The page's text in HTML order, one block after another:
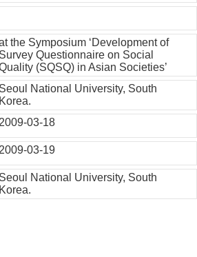
the Symposium ‘Development of
Survey Questionnaire on Social
(SQSQ) in Asian Societies’
Seoul National University, South
Korea.
2009-03-18
2009-03-19
Seoul National University, South
Korea.